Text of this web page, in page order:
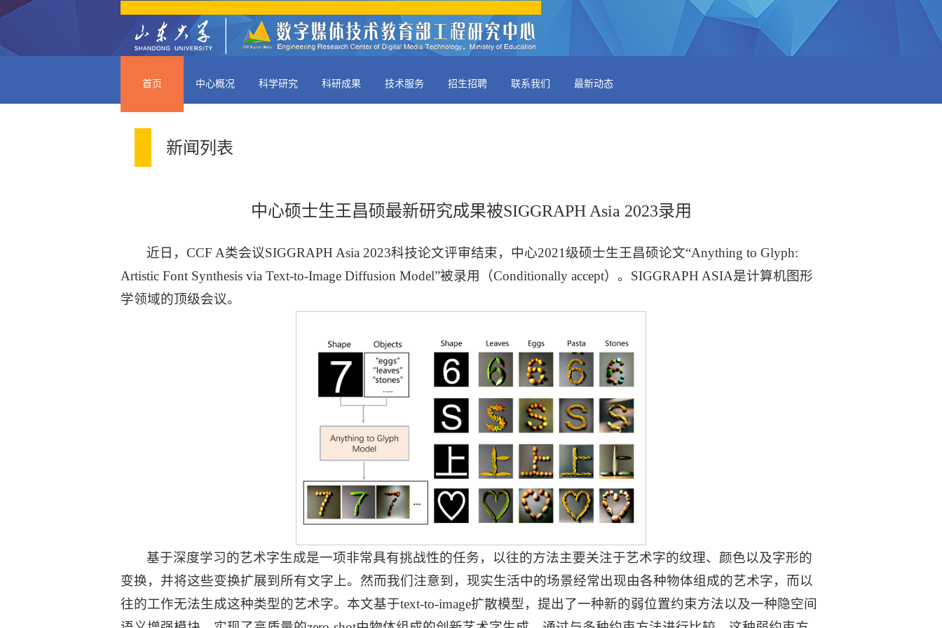
首页 中心概况 科学研究 科研成果 技术服务 招生招聘 联系我们 最新动态
新闻列表
中心硕士生王昌硕最新研究成果被SIGGRAPH Asia 2023录用
近日，CCF A类会议SIGGRAPH Asia 2023科技论文评审结束，中心2021级硕士生王昌硕论文“Anything to Glyph:
Artistic Font Synthesis via Text-to-Image Diffusion Model”被录用（Conditionally accept）。SIGGRAPH ASIA是计算机图形
学领域的顶级会议。
基于深度学习的艺术字生成是一项非常具有挑战性的任务，以往的方法主要关注于艺术字的纹理、颜色以及字形的
变换，并将这些变换扩展到所有文字上。然而我们注意到，现实生活中的场景经常出现由各种物体组成的艺术字，而以
往的工作无法生成这种类型的艺术字。本文基于text-to-image扩散模型，提出了一种新的弱位置约束方法以及一种隐空间